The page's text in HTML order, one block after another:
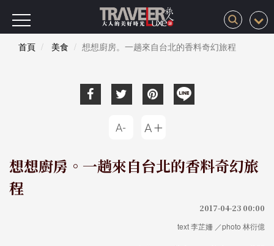
首頁 美食 想想廚房。一趟來自台北的香料奇幻旅程
想想廚房。一趟來自台北的香料奇幻旅
程
2017-04-23 00:00
text 李芷姍 ／photo 林衍億